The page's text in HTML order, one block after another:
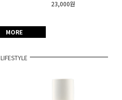
23,000원
MORE
LIFESTYLE